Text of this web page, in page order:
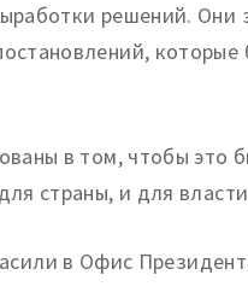
решений. Они
в том, чтобы это
страны, и для